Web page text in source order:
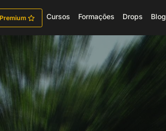
Cursos Formações Drops Blog